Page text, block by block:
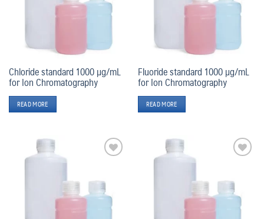
Chloride standard 1000 µg/mL
for Ion Chromatography
READ MORE
Fluoride standard 1000 µg/mL
for Ion Chromatography
READ MORE
wishlist wishlist